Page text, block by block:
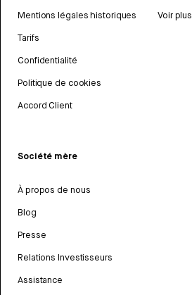
Mentions légales historiques
Tarifs
Confidentialité
Politique de cookies
Accord Client
Voir plus
Société mère
À propos de nous
Blog
Presse
Relations Investisseurs
Assistance